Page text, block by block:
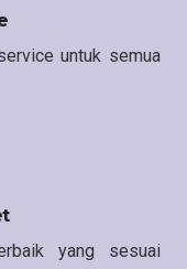
untuk semua
yang sesuai